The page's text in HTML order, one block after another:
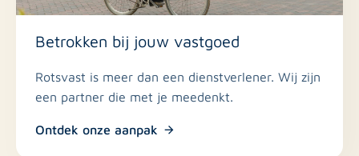
Betrokken bij jouw vastgoed
Rotsvast is meer dan een dienstverlener. Wij zijn
een partner die met je meedenkt.
Ontdek onze aanpak